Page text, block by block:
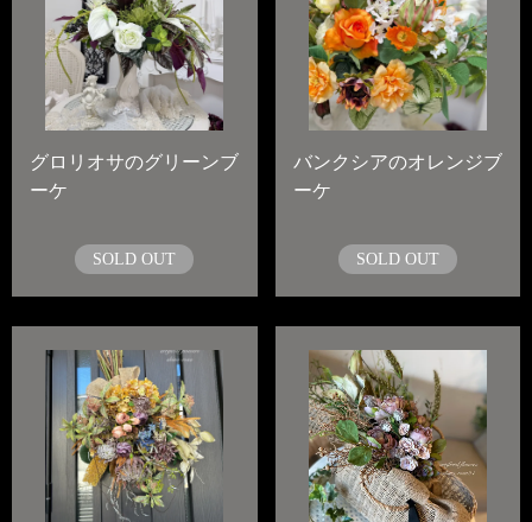
グロリオサのグリーンブ
ーケ
SOLD OUT
バンクシアのオレンジブ
ーケ
SOLD OUT